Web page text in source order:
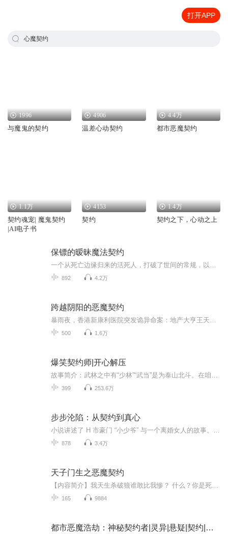
打开APP
心魔契约
1996
与魔鬼的契约
4906
温差心动契约
4.4万
都市恶魔契约
1.1万
契约魂宠| 魔鬼契约
|AI电子书
4153
契约
1.4万
契约之下，心动之上
保镖的暧昧魔法契约
892 4.2万
跨越阴阳的恶魔契约
500 1.6万
爆笑契约师|开心解压
399 253.6万
步步沦陷：从契约到真心
878 3.4万
天子门生之恶魔契约
165 9884
都市恶魔浩劫：神秘契约者|灵异|悬疑|契约|神秘